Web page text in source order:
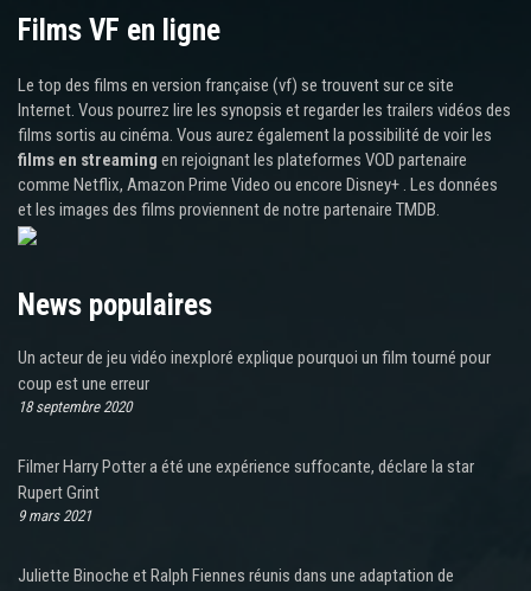
Films VF en ligne
Le top des films en version française (vf) se trouvent sur ce site
Internet. Vous pourrez lire les synopsis et regarder les trailers vidéos des
films sortis au cinéma. Vous aurez également la possibilité de voir les
films en streaming en rejoignant les plateformes VOD partenaire
comme Netflix, Amazon Prime Video ou encore Disney+ . Les données
et les images des films proviennent de notre partenaire TMDB.
News populaires
Un acteur de jeu vidéo inexploré explique pourquoi un film tourné pour
coup est une erreur
18 septembre 2020
Filmer Harry Potter a été une expérience suffocante, déclare la star
Rupert Grint
9 mars 2021
Juliette Binoche et Ralph Fiennes réunis dans une adaptation de